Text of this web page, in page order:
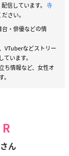
信しています。 寺
さい。
・俳優などの情
VTuberなどストリー
います。
ち情報など、女性オ
ん